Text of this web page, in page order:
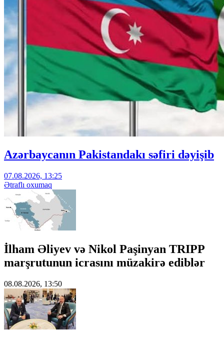
Azərbaycanın Pakistandakı səfiri dəyişib
07.08.2026, 13:25
Ətraflı oxumaq
İlham Əliyev və Nikol Paşinyan TRIPP
marşrutunun icrasını müzakirə ediblər
08.08.2026, 13:50